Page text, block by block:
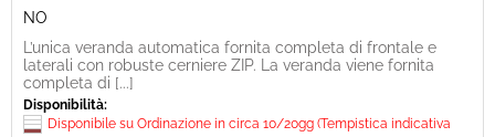
NO
L’unica veranda automatica fornita completa di frontale e
laterali con robuste cerniere ZIP. La veranda viene fornita
completa di [...]
Disponibilità:
Disponibile su Ordinazione in circa 10/20gg (Tempistica indicativa